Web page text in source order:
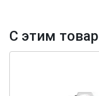
С этим